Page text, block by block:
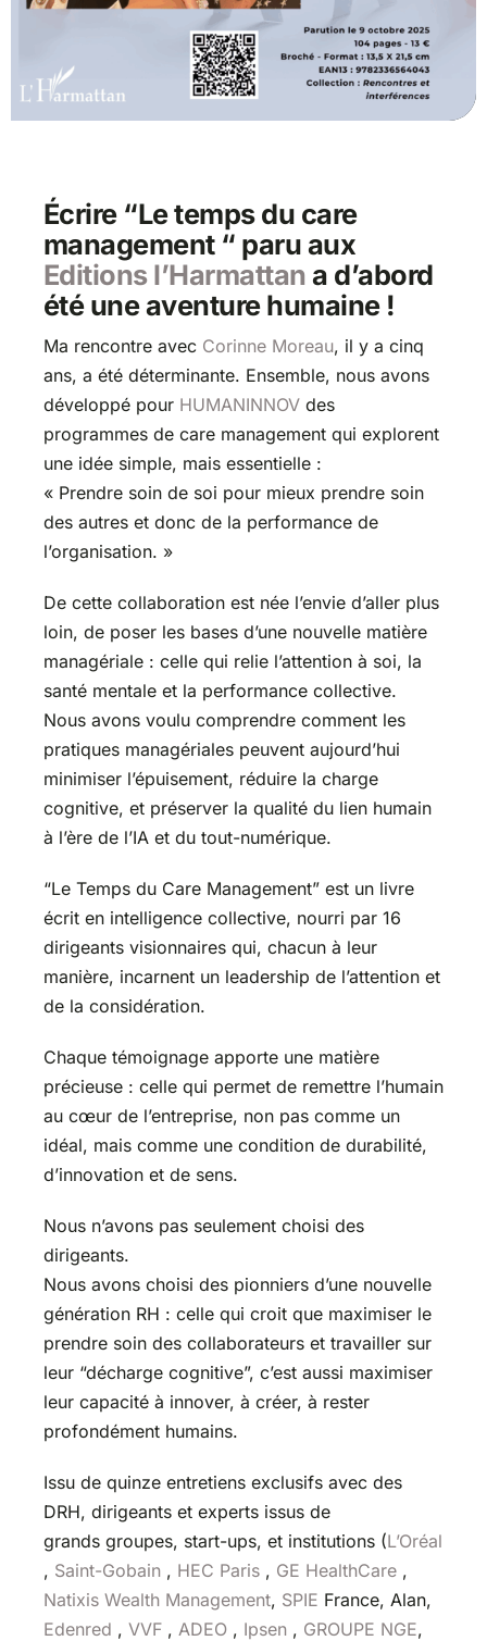
Écrire “Le temps du care
management “ paru aux
Editions l’Harmattana d’abord
été une aventure humaine !
Ma rencontre avec Corinne Moreau, il y a cinq
ans, a été déterminante. Ensemble, nous avons
développé pour HUMANINNOVdes
programmes de care management qui explorent
une idée simple, mais essentielle :
« Prendre soin de soi pour mieux prendre soin
des autres et donc de la performance de
l’organisation. »
De cette collaboration est née l’envie d’aller plus
loin, de poser les bases d’une nouvelle matière
managériale : celle qui relie l’attention à soi, la
santé mentale et la performance collective.
Nous avons voulu comprendre comment les
pratiques managériales peuvent aujourd’hui
minimiser l’épuisement, réduire la charge
cognitive, et préserver la qualité du lien humain
à l’ère de l’IA et du tout-numérique.
“Le Temps du Care Management” est un livre
écrit en intelligence collective, nourri par 16
dirigeants visionnaires qui, chacun à leur
manière, incarnent un leadership de l’attention et
de la considération.
Chaque témoignage apporte une matière
précieuse : celle qui permet de remettre l’humain
au cœur de l’entreprise, non pas comme un
idéal, mais comme une condition de durabilité,
d’innovation et de sens.
Nous n’avons pas seulement choisi des
dirigeants.
Nous avons choisi des pionniers d’une nouvelle
génération RH : celle qui croit que maximiser le
prendre soin des collaborateurs et travailler sur
leur “décharge cognitive”, c’est aussi maximiser
leur capacité à innover, à créer, à rester
profondément humains.
Issu de quinze entretiens exclusifs avec des
DRH, dirigeants et experts issus de
grands groupes, start-ups, et institutions (L’Oréal
, Saint-Gobain, HEC Paris, GE HealthCare,
Natixis Wealth Management, SPIE France, Alan,
Edenred , VVF, ADEO, Ipsen, GROUPE NGE,